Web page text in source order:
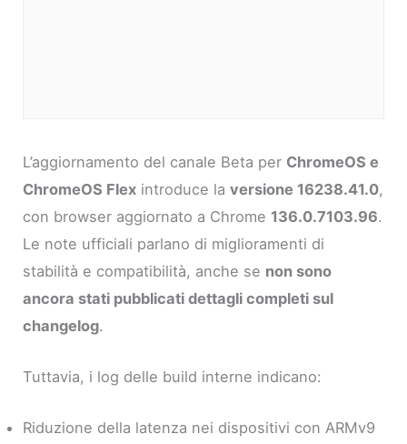
L’aggiornamento del canale Beta per ChromeOS e
ChromeOS Flex introduce laversione 16238.41.0,
con browser aggiornato a Chrome 136.0.7103.96.
Le note ufficiali parlano di miglioramenti di
stabilità e compatibilità, anche se non sono
ancora stati pubblicati dettagli completi sul
changelog.
Tuttavia, i log delle build interne indicano:
Riduzione della latenza nei dispositivi con ARMv9